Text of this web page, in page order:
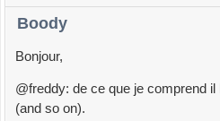
Boody
Bonjour,
@freddy: de ce que je comprend
(and so on).